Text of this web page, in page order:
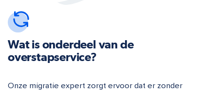
Wat is onderdeel van de
overstapservice?
Onze migratie expert zorgt ervoor dat er zonder